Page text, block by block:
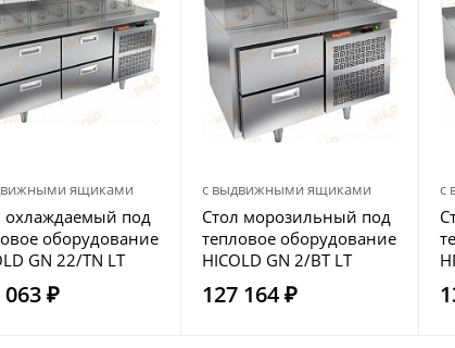
ящиками
охлаждаемый под
оборудование
GN 22/TN LT
063 ₽
с выдвижными ящиками
Стол морозильный под
тепловое оборудование
HICOLD GN 2/BT LT
127 164 ₽
с